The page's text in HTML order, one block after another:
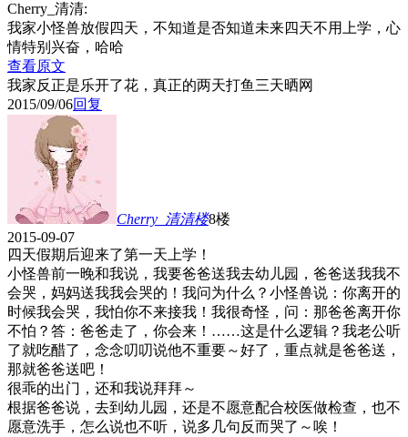
Cherry_清清:
我家小怪兽放假四天，不知道是否知道未来四天不用上学，心
情特别兴奋，哈哈
查看原文
我家反正是乐开了花，真正的两天打鱼三天晒网
2015/09/06回复
Cherry_清清楼8楼
2015-09-07
四天假期后迎来了第一天上学！
小怪兽前一晚和我说，我要爸爸送我去幼儿园，爸爸送我我不
会哭，妈妈送我我会哭的！我问为什么？小怪兽说：你离开的
时候我会哭，我怕你不来接我！我很奇怪，问：那爸爸离开你
不怕？答：爸爸走了，你会来！……这是什么逻辑？我老公听
了就吃醋了，念念叨叨说他不重要～好了，重点就是爸爸送，
那就爸爸送吧！
很乖的出门，还和我说拜拜～
根据爸爸说，去到幼儿园，还是不愿意配合校医做检查，也不
愿意洗手，怎么说也不听，说多几句反而哭了～唉！